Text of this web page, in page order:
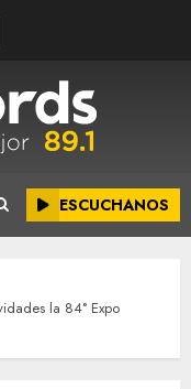
ESCUCHANOS
la 84° Expo